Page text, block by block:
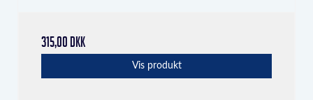
315,00 DKK
Vis produkt